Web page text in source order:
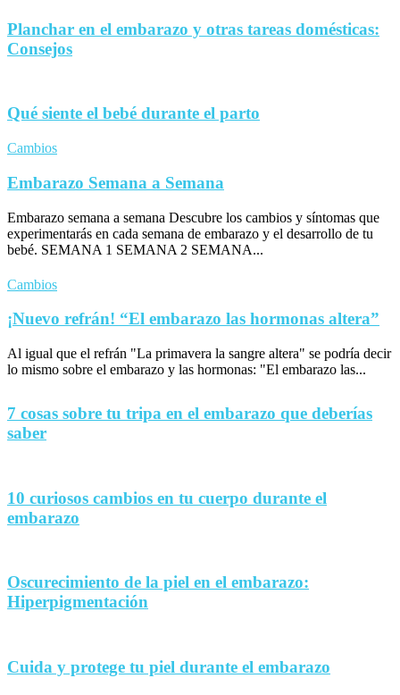
Planchar en el embarazo y otras tareas domésticas:
Consejos
Qué siente el bebé durante el parto
Cambios
Embarazo Semana a Semana
Embarazo semana a semana Descubre los cambios y síntomas que
experimentarás en cada semana de embarazo y el desarrollo de tu
bebé. SEMANA 1 SEMANA 2 SEMANA...
Cambios
¡Nuevo refrán! “El embarazo las hormonas altera”
Al igual que el refrán "La primavera la sangre altera" se podría decir
lo mismo sobre el embarazo y las hormonas: "El embarazo las...
7 cosas sobre tu tripa en el embarazo que deberías
saber
10 curiosos cambios en tu cuerpo durante el
embarazo
Oscurecimiento de la piel en el embarazo:
Hiperpigmentación
Cuida y protege tu piel durante el embarazo